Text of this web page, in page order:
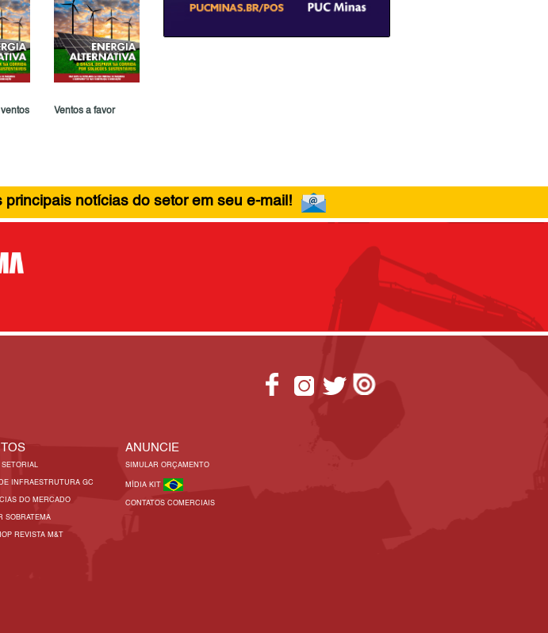
Ventos a favor
notícias do setor em seu e-mail!
SETORIAL
INFRAESTRUTURA GC
DO MERCADO
SOBRATEMA
REVISTA M&T
ANUNCIE
SIMULAR ORÇAMENTO
MÍDIA KIT
CONTATOS COMERCIAIS